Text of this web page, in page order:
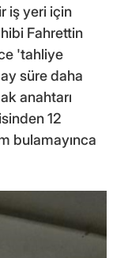
iş yeri için
Fahrettin
'tahliye
süre daha
anahtarı
12
bulamayınca